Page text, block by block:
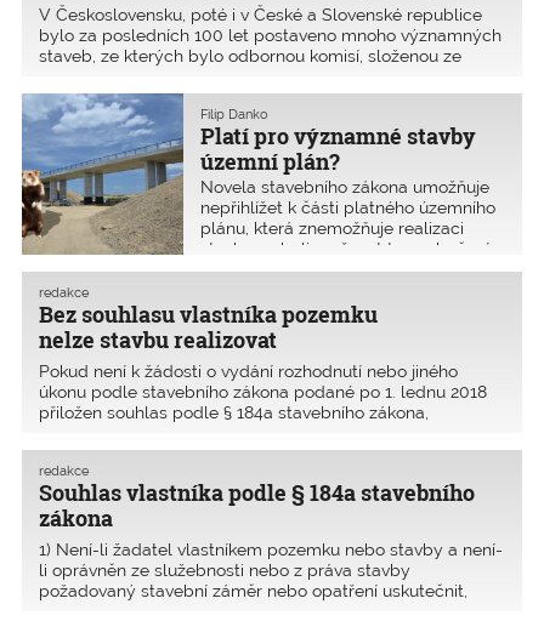
V Československu, poté i v České a Slovenské republice
bylo za posledních 100 let postaveno mnoho významných
staveb, ze kterých bylo odbornou komisí, složenou ze
dlouhodobě spjatých s rozvojem stavebnictví, vybráno
celkem 1
Platí pro významné stavby
územní plán?
Filip Danko
Novela stavebního zákona umožňuje
nepřihlížet k části platného územního
plánu, která znemožňuje realizaci
stavby, neboli možnost tzv. vybočení
z koridoru. Ve většině případů se to
staveb.
Bez souhlasu vlastníka pozemku
nelze stavbu realizovat
redakce
Pokud není k žádosti o vydání rozhodnutí nebo jiného
úkonu podle stavebního zákona podané po 1. lednu 2018
přiložen souhlas podle § 184a stavebního zákona,
a stavební úřad vyzve k odstranění nedostatku žádosti,
odmí
Souhlas vlastníka podle § 184a stavebního
zákona
redakce
1) Není-li žadatel vlastníkem pozemku nebo stavby a není-
li oprávněn ze služebnosti nebo z práva stavby
požadovaný stavební záměr nebo opatření uskutečnit,